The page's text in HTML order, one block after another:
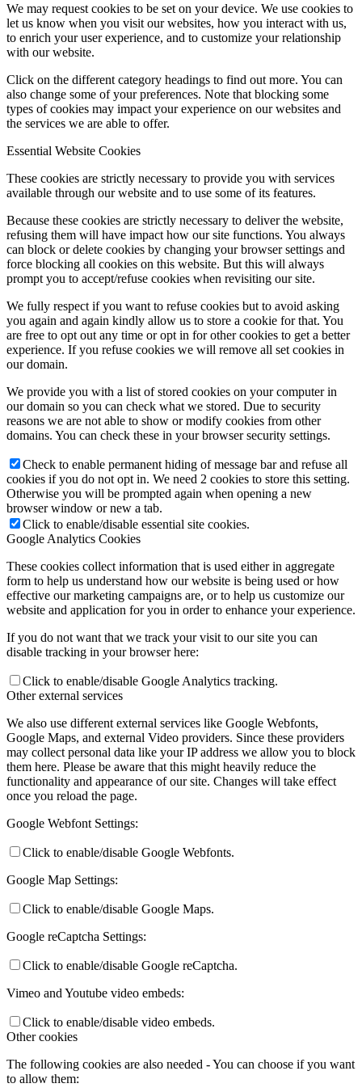
We may request cookies to be set on your device. We use cookies to
let us know when you visit our websites, how you interact with us,
to enrich your user experience, and to customize your relationship
with our website.
Click on the different category headings to find out more. You can
also change some of your preferences. Note that blocking some
types of cookies may impact your experience on our websites and
the services we are able to offer.
Essential Website Cookies
These cookies are strictly necessary to provide you with services
available through our website and to use some of its features.
Because these cookies are strictly necessary to deliver the website,
refusing them will have impact how our site functions. You always
can block or delete cookies by changing your browser settings and
force blocking all cookies on this website. But this will always
prompt you to accept/refuse cookies when revisiting our site.
We fully respect if you want to refuse cookies but to avoid asking
you again and again kindly allow us to store a cookie for that. You
are free to opt out any time or opt in for other cookies to get a better
experience. If you refuse cookies we will remove all set cookies in
our domain.
We provide you with a list of stored cookies on your computer in
our domain so you can check what we stored. Due to security
reasons we are not able to show or modify cookies from other
domains. You can check these in your browser security settings.
Check to enable permanent hiding of message bar and refuse all
cookies if you do not opt in. We need 2 cookies to store this setting.
Otherwise you will be prompted again when opening a new
browser window or new a tab.
Click to enable/disable essential site cookies.
Google Analytics Cookies
These cookies collect information that is used either in aggregate
form to help us understand how our website is being used or how
effective our marketing campaigns are, or to help us customize our
website and application for you in order to enhance your experience.
If you do not want that we track your visit to our site you can
disable tracking in your browser here:
Click to enable/disable Google Analytics tracking.
Other external services
We also use different external services like Google Webfonts,
Google Maps, and external Video providers. Since these providers
may collect personal data like your IP address we allow you to block
them here. Please be aware that this might heavily reduce the
functionality and appearance of our site. Changes will take effect
once you reload the page.
Google Webfont Settings:
Click to enable/disable Google Webfonts.
Google Map Settings:
Click to enable/disable Google Maps.
Google reCaptcha Settings:
Click to enable/disable Google reCaptcha.
Vimeo and Youtube video embeds:
Click to enable/disable video embeds.
Other cookies
The following cookies are also needed - You can choose if you want
to allow them: